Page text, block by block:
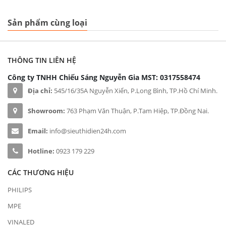
Sản phẩm cùng loại
THÔNG TIN LIÊN HỆ
Công ty TNHH Chiếu Sáng Nguyễn Gia MST: 0317558474
Địa chỉ: 545/16/35A Nguyễn Xiển, P.Long Bình, TP.Hồ Chí Minh.
Showroom: 763 Phạm Văn Thuận, P.Tam Hiệp, TP.Đồng Nai.
Email: info@sieuthidien24h.com
Hotline: 0923 179 229
CÁC THƯƠNG HIỆU
PHILIPS
MPE
VINALED